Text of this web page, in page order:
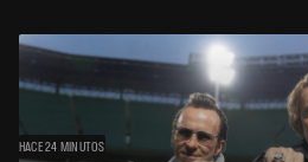
HACE 24 MINUTOS